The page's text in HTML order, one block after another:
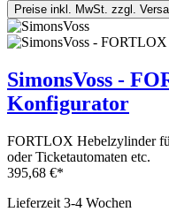
Preise inkl. MwSt. zzgl.
SimonsVoss -
Konfigurator
FORTLOX Hebelzylinder
oder Ticketautomaten etc.
395,68 €*
Lieferzeit 3-4 Wochen